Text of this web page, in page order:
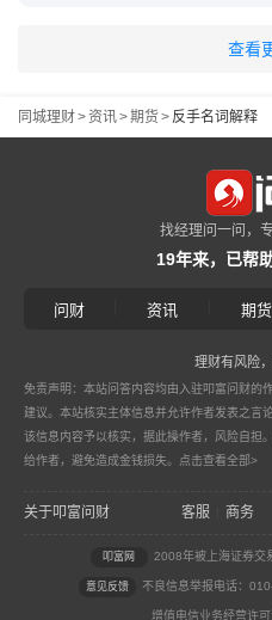
查看
同城理财>资讯>期货> 反手名词解释
找经理问一问，
19年来，已帮
问财 资讯 期货
理财有风险
免责声明：本站问答内容均由入驻叩富问财的
建议。本站核实主体信息并允许作者发表之言
该信息内容予以核实，据此操作者，风险自担
给作者，避免造成金钱损失。 点击查看全部>
关于叩富问财 客服 商务
叩富网 2008年被上海证券交
意见反馈 不良信息举报电话：
增值电信业务经营许